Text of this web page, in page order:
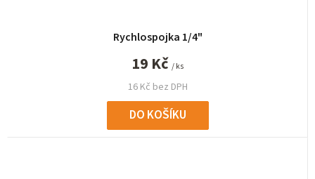
Rychlospojka 1/4"
16 Kč bez DPH
19 Kč / ks
DO KOŠÍKU